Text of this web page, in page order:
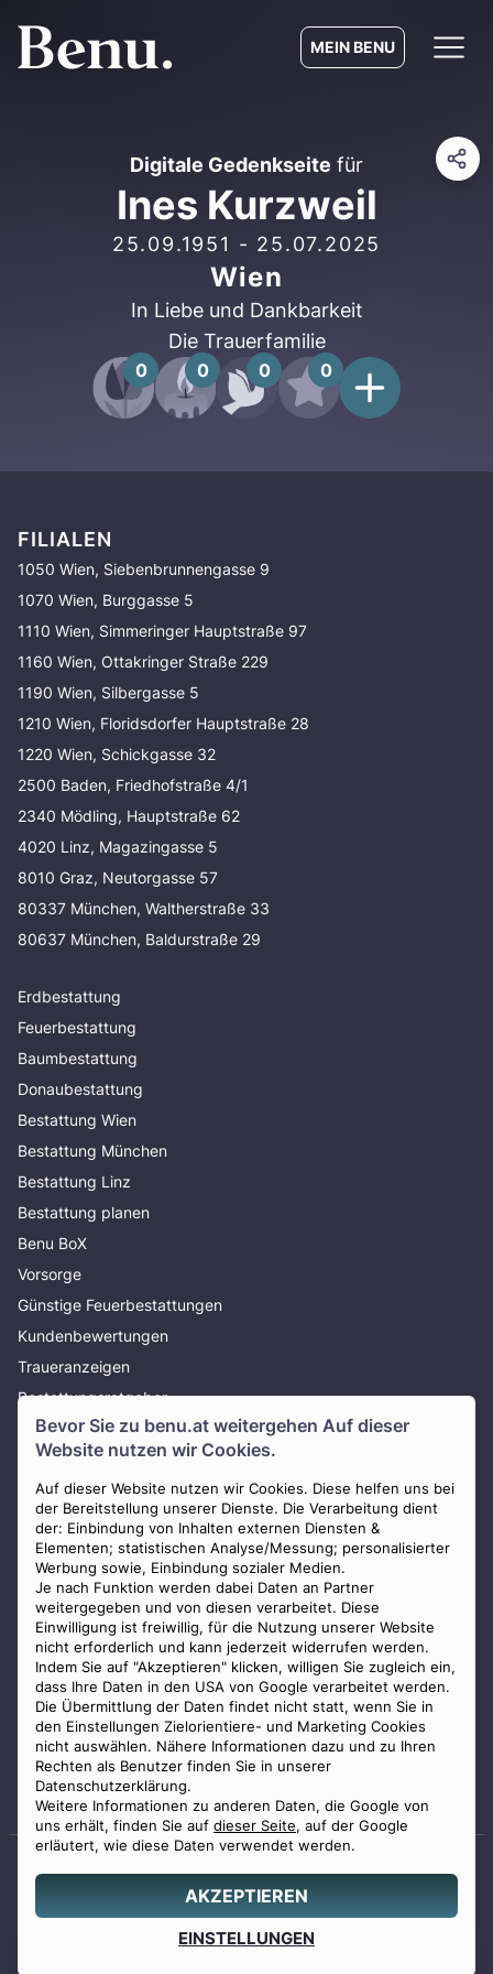
Bevor Sie zu benu.at weitergehen Auf dieser
Website nutzen wir Cookies.
Auf dieser Website nutzen wir Cookies. Diese helfen uns bei
der Bereitstellung unserer Dienste. Die Verarbeitung dient
der: Einbindung von Inhalten externen Diensten &
Elementen; statistischen Analyse/Messung; personalisierter
Werbung sowie, Einbindung sozialer Medien.
Je nach Funktion werden dabei Daten an Partner
weitergegeben und von diesen verarbeitet. Diese
Einwilligung ist freiwillig, für die Nutzung unserer Website
nicht erforderlich und kann jederzeit widerrufen werden.
Indem Sie auf "Akzeptieren" klicken, willigen Sie zugleich ein,
dass Ihre Daten in den USA von Google verarbeitet werden.
Die Übermittlung der Daten findet nicht statt, wenn Sie in
den Einstellungen Zielorientiere- und Marketing Cookies
nicht auswählen. Nähere Informationen dazu und zu Ihren
Rechten als Benutzer finden Sie in unserer
Datenschutzerklärung.
Weitere Informationen zu anderen Daten, die Google von
uns erhält, finden Sie auf dieser Seite, auf der Google
erläutert, wie diese Daten verwendet werden.
AKZEPTIEREN
EINSTELLUNGEN
MEIN BENU
0800 88 44 04
erstellen
Digitale Gedenkseite für
Ines Kurzweil
25.09.1951 - 25.07.2025
Wien
In Liebe und Dankbarkeit
Die Trauerfamilie
0 0 0 0
FILIALEN
1050 Wien, Siebenbrunnengasse 9
1070 Wien, Burggasse 5
1110 Wien, Simmeringer Hauptstraße 97
1160 Wien, Ottakringer Straße 229
1190 Wien, Silbergasse 5
1210 Wien, Floridsdorfer Hauptstraße 28
1220 Wien, Schickgasse 32
2500 Baden, Friedhofstraße 4/1
2340 Mödling, Hauptstraße 62
4020 Linz, Magazingasse 5
8010 Graz, Neutorgasse 57
80337 München, Waltherstraße 33
80637 München, Baldurstraße 29
Erdbestattung
Feuerbestattung
Baumbestattung
Donaubestattung
Bestattung Wien
Bestattung München
Bestattung Linz
Bestattung planen
Benu BoX
Vorsorge
Günstige Feuerbestattungen
Kundenbewertungen
Traueranzeigen
Bestattungsratgeber
Über uns
Presse
AGB
Impressum
Datenschutz
Widerrufsbelehrung
Zahlungsmöglichkeiten
Staatlich geprüfter
© 2026 Benu GmbH. Alle Rechte vorbehalten.